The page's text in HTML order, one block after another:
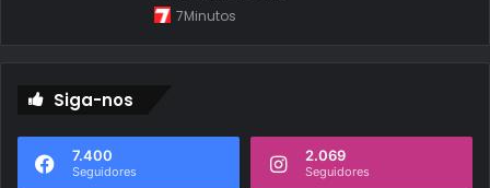
7Minutos
Siga-nos
7.400
Seguidores
2.069
Seguidores